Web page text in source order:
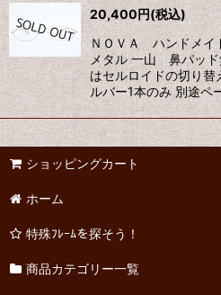
20,400円(税込)
ＮＯＶＡ ハンドメ
メタル 一山 鼻パッ
はセルロイドの切り
ルバー1本のみ 別途ペ
ショッピングカート
ホーム
特殊ﾌﾚｰﾑを探そう！
商品カテゴリー一覧